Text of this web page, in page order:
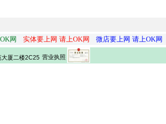
网 实体要上网 请上OK网 微店要上网 请上OK网
大厦二楼2C25 营业执照